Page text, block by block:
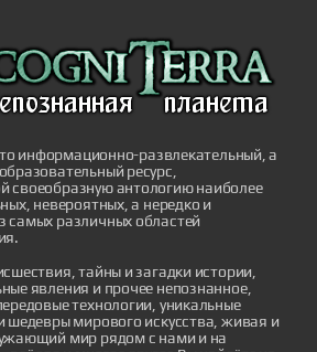
в ритме грызунов
мозг человека
в ритме грызунов
ago
полтергейст,
скромный дом под номером
в центре Копенгагена стал
которые навсегда вошли в
информационно-развлекательный, а
ресурс,
своеобразную антологию наиболее
невероятных, а нередко и
различных областей
тайны и загадки истории,
явления и прочее непознанное,
технологии, уникальные
шедевры мирового искусства, живая и
мир рядом с нами и на